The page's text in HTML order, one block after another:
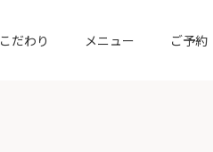
こだわり メニュー ご予約